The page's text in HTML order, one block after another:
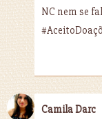
NC nem se
Camila Darc